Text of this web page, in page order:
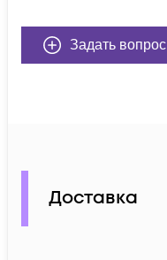
Задать вопрос
Доставка